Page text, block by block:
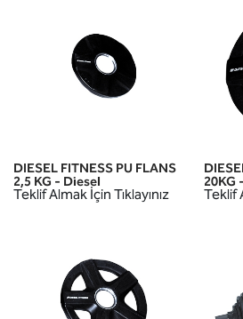
DIESEL FITNESS PU FLANS
2,5 KG - Diesel
Teklif Almak İçin Tıklayınız
20KG
Teklif